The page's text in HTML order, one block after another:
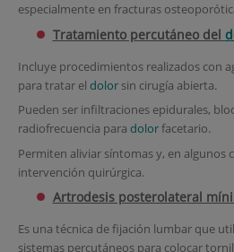
especialmente en fracturas
Tratamiento percutáneo del
Incluye procedimientos realizados con
para tratar el dolorsin cirugía abierta.
Pueden ser infiltraciones epidurales,
radiofrecuencia para dolorfacetario.
Permiten aliviar síntomas y, en algunos
intervención quirúrgica.
Artrodesis posterolateral
Es una técnica de fijación lumbar que
sistemas percutáneos para colocar